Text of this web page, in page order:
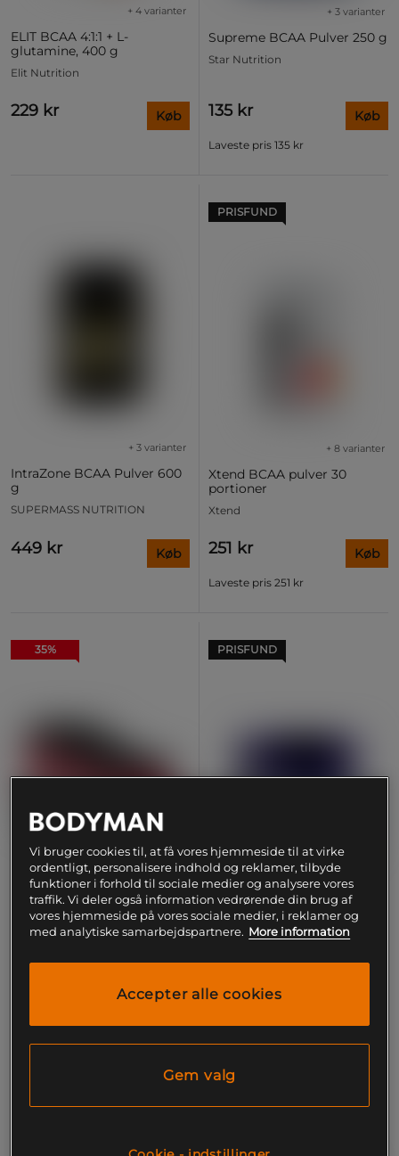
ELIT BCAA 4:1:1 + L-
glutamine, 400 g
+ 4 varianter
Elit Nutrition
229 kr Køb
Supreme BCAA Pulver 250 g
+ 3 varianter
Star Nutrition
135 kr
Laveste pris 135 kr
Køb
IntraZone BCAA Pulver 600
g
+ 3 varianter
SUPERMASS NUTRITION
449 kr Køb
PRISFUND
Xtend BCAA pulver 30
portioner
+ 8 varianter
Xtend
251 kr
Laveste pris 251 kr
Køb
35%
3 x Amino Energy BCAA
Pulver 270g
Køb
PRISFUND
BCAA 750 Kapsler 90 stk
Star Nutrition
Vi bruger cookies til, at få vores hjemmeside til at virke
ordentligt, personalisere indhold og reklamer, tilbyde
funktioner i forhold til sociale medier og analysere vores
traffik. Vi deler også information vedrørende din brug af
vores hjemmeside på vores sociale medier, i reklamer og
med analytiske samarbejdspartnere. More information
Accepter alle cookies
Gem valg